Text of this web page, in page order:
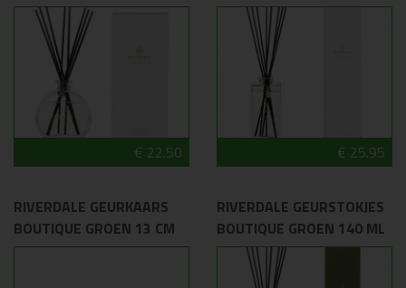
€ 22.50 € 25.95
RIVERDALE GEURKAARS
BOUTIQUE GROEN 13 CM
RIVERDALE GEURSTOKJES
BOUTIQUE GROEN 140 ML